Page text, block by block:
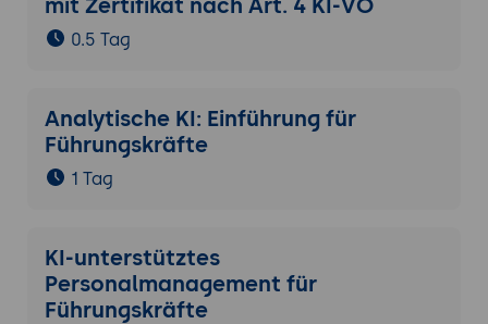
mit Zertifikat nach Art. 4 KI-VO
0.5 Tag
Analytische KI: Einführung für
Führungskräfte
1 Tag
KI-unterstütztes
Personalmanagement für
Führungskräfte